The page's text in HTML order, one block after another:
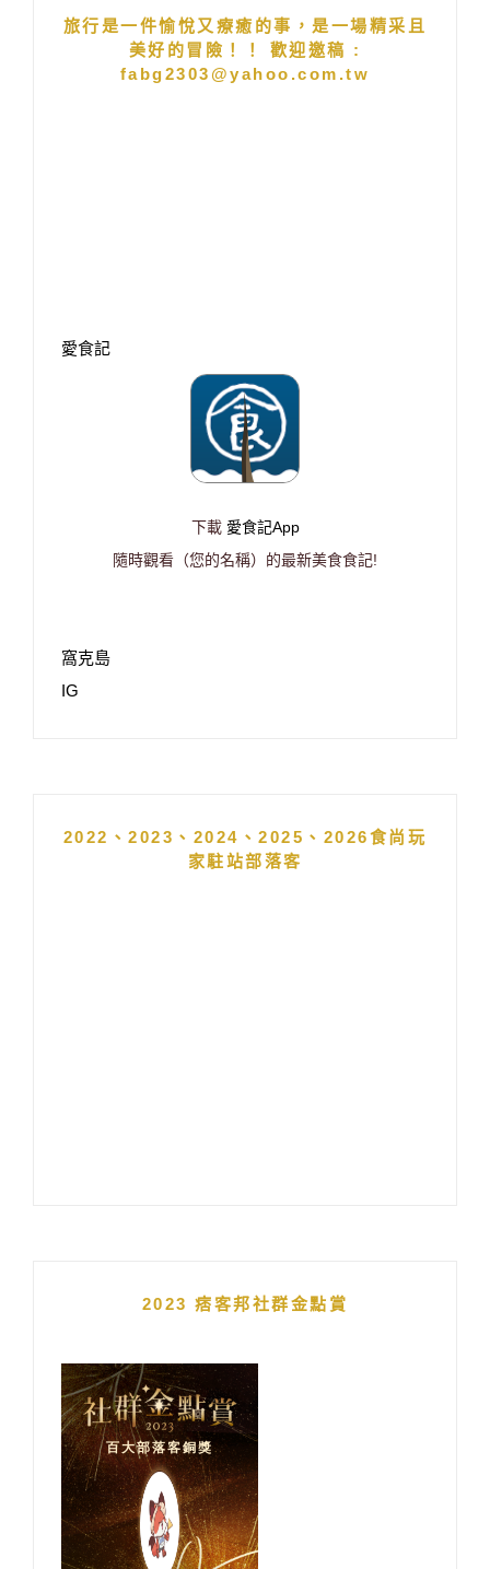
旅行是一件愉悅又療癒的事，是一場精采且
美好的冒險！！ 歡迎邀稿 :
fabg2303@yahoo.com.tw
愛食記
下載 愛食記App
隨時觀看（您的名稱）的最新美食食記!
窩克島
IG
2022、2023、2024、2025、2026食尚玩
家駐站部落客
2023 痞客邦社群金點賞